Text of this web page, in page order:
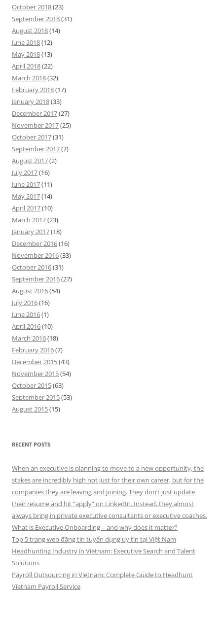
October 2018(23)
September 2018(31)
August 2018(14)
June 2018(12)
May 2018(13)
April 2018(22)
March 2018(32)
February 2018(17)
January 2018(33)
December 2017(27)
November 2017(25)
October 2017(31)
September 2017(7)
August 2017(2)
July 2017(16)
June 2017(11)
May 2017(14)
April 2017(10)
March 2017(23)
January 2017(18)
December 2016(16)
November 2016(33)
October 2016(31)
September 2016(27)
August 2016(54)
July 2016(16)
June 2016(1)
April 2016(10)
March 2016(18)
February 2016(7)
December 2015(43)
November 2015(54)
October 2015(63)
September 2015(53)
August 2015(15)
RECENT POSTS
When an executive is planning to move to a new opportunity, the
stakes are incredibly high not just for their own career, but for the
companies they are leaving and joining. They don’t just update
their resume and hit “apply” on LinkedIn. Instead, they almost
always bring in private executive consultants or executive coaches.
What is Executive Onboarding – and why does it matter?
Top 5 trang web đăng tin tuyển dụng uy tín tại Việt Nam
Headhunting Industry in Vietnam: Executive Search and Talent
Solutions
Payroll Outsourcing in Vietnam: Complete Guide to Headhunt
Vietnam Payroll Service